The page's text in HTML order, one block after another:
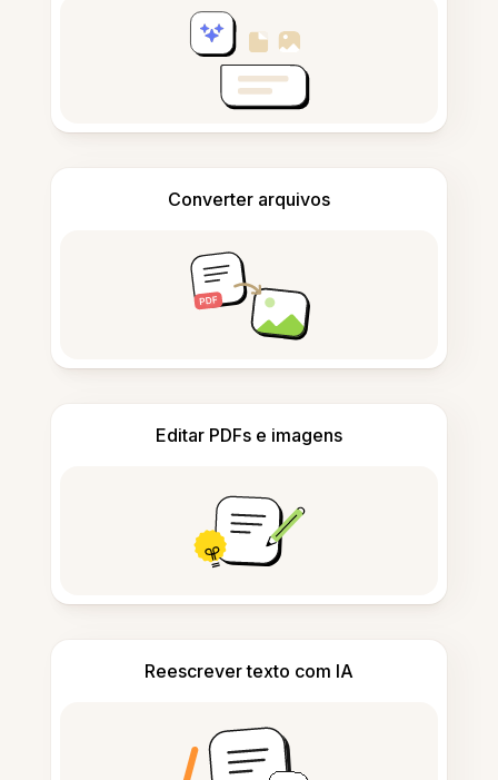
Converter arquivos
Editar PDFs e imagens
Reescrever texto com IA